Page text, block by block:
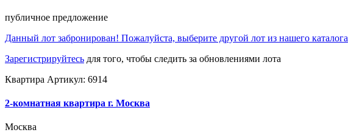
публичное предложение
Данный лот забронирован! Пожалуйста, выберите другой лот из нашего каталога
Зарегистрируйтесь для того, чтобы следить за обновлениями лота
Квартира Артикул: 6914
2-комнатная квартира г. Москва
Москва